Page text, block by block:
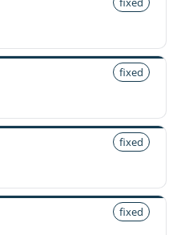
fixed
fixed
fixed